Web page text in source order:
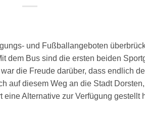
und Fußballangeboten
dem Bus sind die ersten beiden
die Freude darüber, dass endlich
auf diesem Weg an die Stadt
Alternative zur Verfügung gestellt